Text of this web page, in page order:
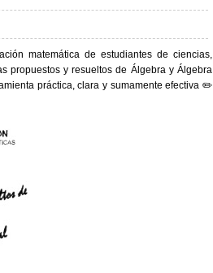
matemática de estudiantes de ciencias,
propuestos y resueltos de Álgebra y Álgebra
práctica, clara y sumamente efectiva ✏️